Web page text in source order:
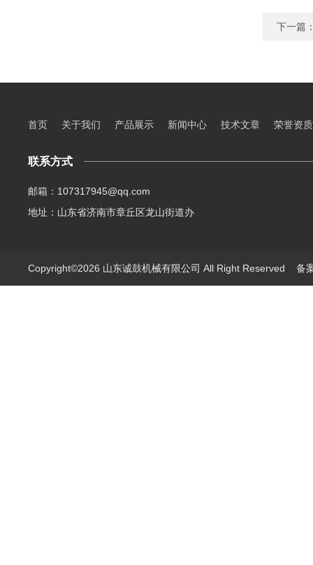
下一篇
首页 关于我们 产品展示 新闻中心 技术文章 荣誉资质
联系方式
邮箱：107317945@qq.com
地址：山东省济南市章丘区龙山街道办
Copyright©2026 山东诚鼓机械有限公司 All Right Reserved 备